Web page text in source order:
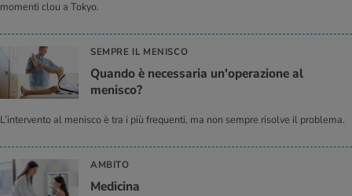
momenti clou a Tokyo.
SEMPRE IL MENISCO
Quando è necessaria un'operazione al
menisco?
L’intervento al menisco è tra i più frequenti, ma non sempre risolve il problema.
AMBITO
Medicina